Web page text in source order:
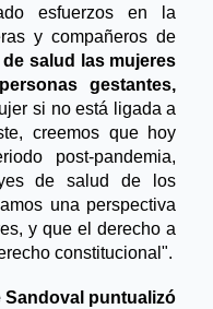
esfuerzos en la
y compañeros de
salud las mujeres
si no está ligada a
creemos que hoy
post-pandemia,
de salud de los
una perspectiva
y que el derecho a
constitucional".
Sandoval puntualizó